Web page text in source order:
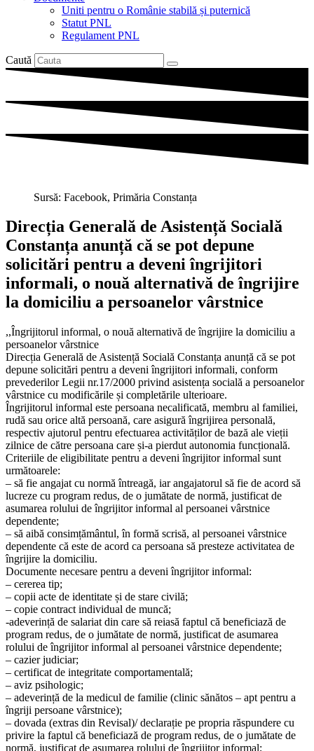
Uniti pentru o Românie stabilă și puternică
Statut PNL
Regulament PNL
Caută
Sursă: Facebook, Primăria Constanța
Direcția Generală de Asistență Socială
Constanța anunță că se pot depune
solicitări pentru a deveni îngrijitori
informali, o nouă alternativă de îngrijire
la domiciliu a persoanelor vârstnice
,,Îngrijitorul informal, o nouă alternativă de îngrijire la domiciliu a
persoanelor vârstnice
Direcția Generală de Asistență Socială Constanța anunță că se pot
depune solicitări pentru a deveni îngrijitori informali, conform
prevederilor Legii nr.17/2000 privind asistența socială a persoanelor
vârstnice cu modificările și completările ulterioare.
Îngrijitorul informal este persoana necalificată, membru al familiei,
rudă sau orice altă persoană, care asigură îngrijirea personală,
respectiv ajutorul pentru efectuarea activităților de bază ale vieții
zilnice de către persoana care și-a pierdut autonomia funcțională.
Criteriile de eligibilitate pentru a deveni îngrijitor informal sunt
următoarele:
– să fie angajat cu normă întreagă, iar angajatorul să fie de acord să
lucreze cu program redus, de o jumătate de normă, justificat de
asumarea rolului de îngrijitor informal al persoanei vârstnice
dependente;
– să aibă consimțământul, în formă scrisă, al persoanei vârstnice
dependente că este de acord ca persoana să presteze activitatea de
îngrijire la domiciliu.
Documente necesare pentru a deveni îngrijitor informal:
– cererea tip;
– copii acte de identitate și de stare civilă;
– copie contract individual de muncă;
-adeverință de salariat din care să reiasă faptul că beneficiază de
program redus, de o jumătate de normă, justificat de asumarea
rolului de îngrijitor informal al persoanei vârstnice dependente;
– cazier judiciar;
– certificat de integritate comportamentală;
– aviz psihologic;
– adeverință de la medicul de familie (clinic sănătos – apt pentru a
îngriji persoane vârstnice);
– dovada (extras din Revisal)/ declarație pe propria răspundere cu
privire la faptul că beneficiază de program redus, de o jumătate de
normă, justificat de asumarea rolului de îngrijitor informal;